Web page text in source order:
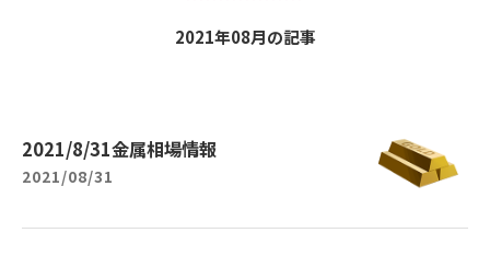
2021年08月の記事
2021/8/31金属相場情報
2021/08/31